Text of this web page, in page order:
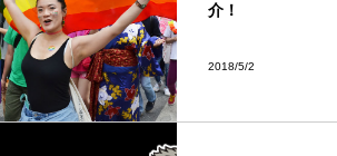
介！
2018/5/2